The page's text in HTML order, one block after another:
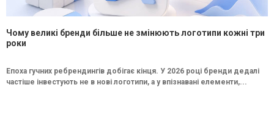
Чому великі бренди більше не змінюють логотипи кожні три
роки
Епоха гучних ребрендингів добігає кінця. У 2026 році бренди дедалі
частіше інвестують не в нові логотипи, а у впізнавані елементи,...